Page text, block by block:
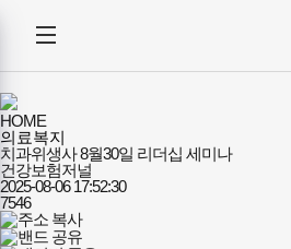
전체메뉴
열기/
HOME
의료복지
치과위생사 8월30일 리더십 세미나
건강보험저널
2025-08-06 17:52:30
7546